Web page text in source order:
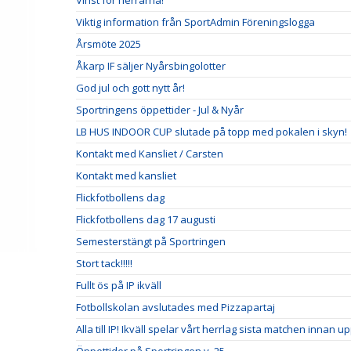
Viktig information från SportAdmin Föreningslogga
Årsmöte 2025
Åkarp IF säljer Nyårsbingolotter
God jul och gott nytt år!
Sportringens öppettider - Jul & Nyår
LB HUS INDOOR CUP slutade på topp med pokalen i skyn!
Kontakt med Kansliet / Carsten
Kontakt med kansliet
Flickfotbollens dag
Flickfotbollens dag 17 augusti
Semesterstängt på Sportringen
Stort tack!!!!!
Fullt ös på IP ikväll
Fotbollskolan avslutades med Pizzapartaj
Alla till IP! Ikväll spelar vårt herrlag sista matchen innan